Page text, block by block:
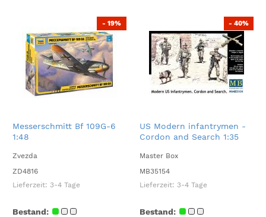
Messerschmitt Bf 109G-6
1:48
Zvezda
ZD4816
Lieferzeit: 3-4 Tage
Bestand:
- 19%
US Modern infantrymen -
Cordon and Search 1:35
Master Box
MB35154
Lieferzeit: 3-4 Tage
Bestand:
- 40%